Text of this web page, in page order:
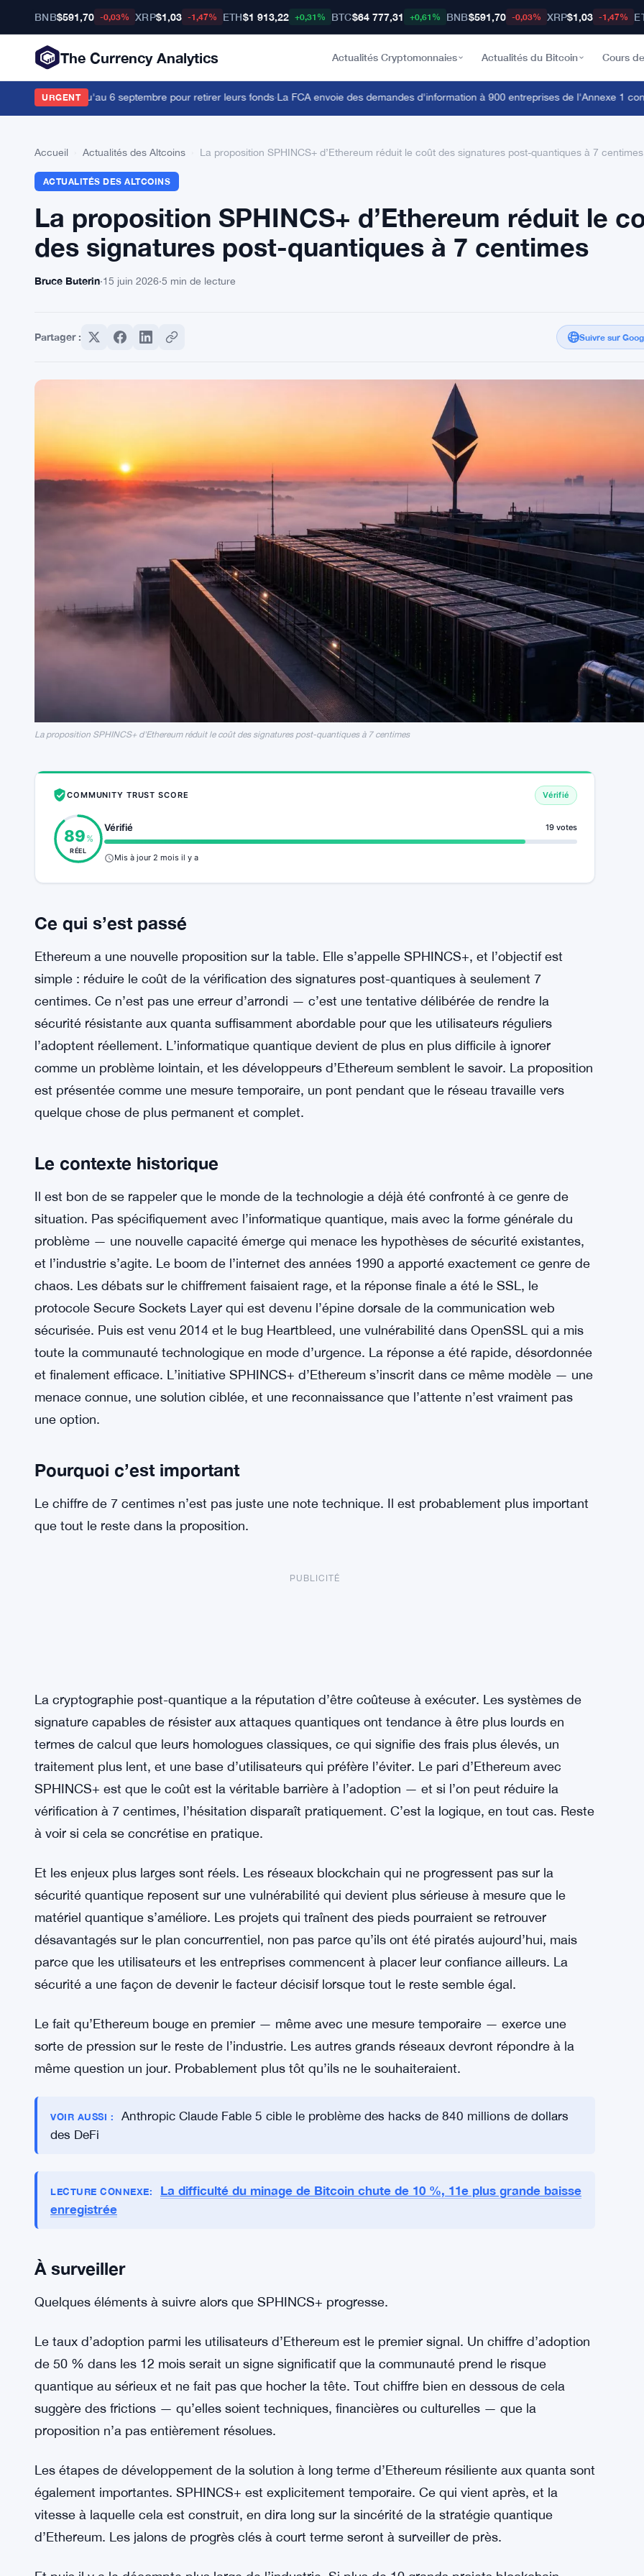
BNB$591,70 -0,03% XRP$1,03 -1,47% ETH$1 913,22 +0,31% BTC$64 777,31 +0,61% BNB$591,70 -0,03% XRP$1,03 -1,47%
The Currency Analytics Actualités Cryptomonnaies Actualités du Bitcoin Cours
URGENT
ont jusqu'au 6 septembre pour retirer leurs fonds·La FCA envoie des demandes d'information à 900 entreprises de l'Annexe 1
Accueil Actualités des Altcoins La proposition SPHINCS+ d’Ethereum réduit le coût des signatures post-quantiques à 7 centimes
ACTUALITÉS DES ALTCOINS
La proposition SPHINCS+ d’Ethereum réduit le
des signatures post-quantiques à 7 centimes
Bruce Buterin·15 juin 2026·5 min de lecture
Partager : Suivre sur
La proposition SPHINCS+ d'Ethereum réduit le coût des signatures post-quantiques à 7 centimes
COMMUNITY TRUST SCORE Vérifié
89 %
RÉEL
Vérifié 19 votes
Mis à jour 2 mois il y a
Ce qui s’est passé
Ethereum a une nouvelle proposition sur la table. Elle s’appelle SPHINCS+, et l’objectif est
simple : réduire le coût de la vérification des signatures post-quantiques à seulement 7
centimes. Ce n’est pas une erreur d’arrondi — c’est une tentative délibérée de rendre la
sécurité résistante aux quanta suffisamment abordable pour que les utilisateurs réguliers
l’adoptent réellement. L’informatique quantique devient de plus en plus difficile à ignorer
comme un problème lointain, et les développeurs d’Ethereum semblent le savoir. La proposition
est présentée comme une mesure temporaire, un pont pendant que le réseau travaille vers
quelque chose de plus permanent et complet.
Le contexte historique
Il est bon de se rappeler que le monde de la technologie a déjà été confronté à ce genre de
situation. Pas spécifiquement avec l’informatique quantique, mais avec la forme générale du
problème — une nouvelle capacité émerge qui menace les hypothèses de sécurité existantes,
et l’industrie s’agite. Le boom de l’internet des années 1990 a apporté exactement ce genre de
chaos. Les débats sur le chiffrement faisaient rage, et la réponse finale a été le SSL, le
protocole Secure Sockets Layer qui est devenu l’épine dorsale de la communication web
sécurisée. Puis est venu 2014 et le bug Heartbleed, une vulnérabilité dans OpenSSL qui a mis
toute la communauté technologique en mode d’urgence. La réponse a été rapide, désordonnée
et finalement efficace. L’initiative SPHINCS+ d’Ethereum s’inscrit dans ce même modèle — une
menace connue, une solution ciblée, et une reconnaissance que l’attente n’est vraiment pas
une option.
Pourquoi c’est important
Le chiffre de 7 centimes n’est pas juste une note technique. Il est probablement plus important
que tout le reste dans la proposition.
PUBLICITÉ
signature capables de résister aux attaques quantiques ont tendance à être plus lourds en
termes de calcul que leurs homologues classiques, ce qui signifie des frais plus élevés, un
traitement plus lent, et une base d’utilisateurs qui préfère l’éviter. Le pari d’Ethereum avec
SPHINCS+ est que le coût est la véritable barrière à l’adoption — et si l’on peut réduire la
vérification à 7 centimes, l’hésitation disparaît pratiquement. C’est la logique, en tout cas. Reste
à voir si cela se concrétise en pratique.
Et les enjeux plus larges sont réels. Les réseaux blockchain qui ne progressent pas sur la
sécurité quantique reposent sur une vulnérabilité qui devient plus sérieuse à mesure que le
matériel quantique s’améliore. Les projets qui traînent des pieds pourraient se retrouver
parce que les utilisateurs et les entreprises commencent à placer leur confiance ailleurs. La
sécurité a une façon de devenir le facteur décisif lorsque tout le reste semble égal.
Le fait qu’Ethereum bouge en premier — même avec une mesure temporaire — exerce une
sorte de pression sur le reste de l’industrie. Les autres grands réseaux devront répondre à la
même question un jour. Probablement plus tôt qu’ils ne le souhaiteraient.
VOIR AUSSI : Anthropic Claude Fable 5 cible le problème des hacks de 840 millions de dollars
LECTURE CONNEXE:
La difficulté du minage de Bitcoin chute de 10 %, 11e plus grande baisse
enregistrée
À surveiller
Le taux d’adoption parmi les utilisateurs d’Ethereum est le premier signal. Un chiffre d’adoption
de 50 % dans les 12 mois serait un signe significatif que la communauté prend le risque
quantique au sérieux et ne fait pas que hocher la tête. Tout chiffre bien en dessous de cela